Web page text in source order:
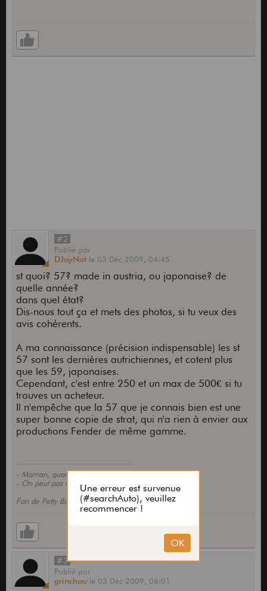
#2
Publié par
DJayNot le 03 Déc 2009, 04:45
st quoi? 57? made in austria, ou japonaise? de
quelle année?
dans quel état?
Dis-nous tout ça et mets des photos, si tu veux des
avis cohérents.
A ma connaissance (précision indispensable) les st
57 sont les dernières autrichiennes, et cotent plus
que les 59, japonaises.
Cependant, c'est entre 250 et un max de 500€ si tu
trouves un acheteur.
Il n'empêche que la 57 que je connais bien est une
super bonne copie de strat, qui n'a rien à envier aux
productions Fender de même gamme.
- Maman, quand je serai grand, je serai guitariste!
- On peut pas faire les deux, mon fils!
Fan de Petty Booka
#3
Publié par
grinchou le 03 Déc 2009, 08:01